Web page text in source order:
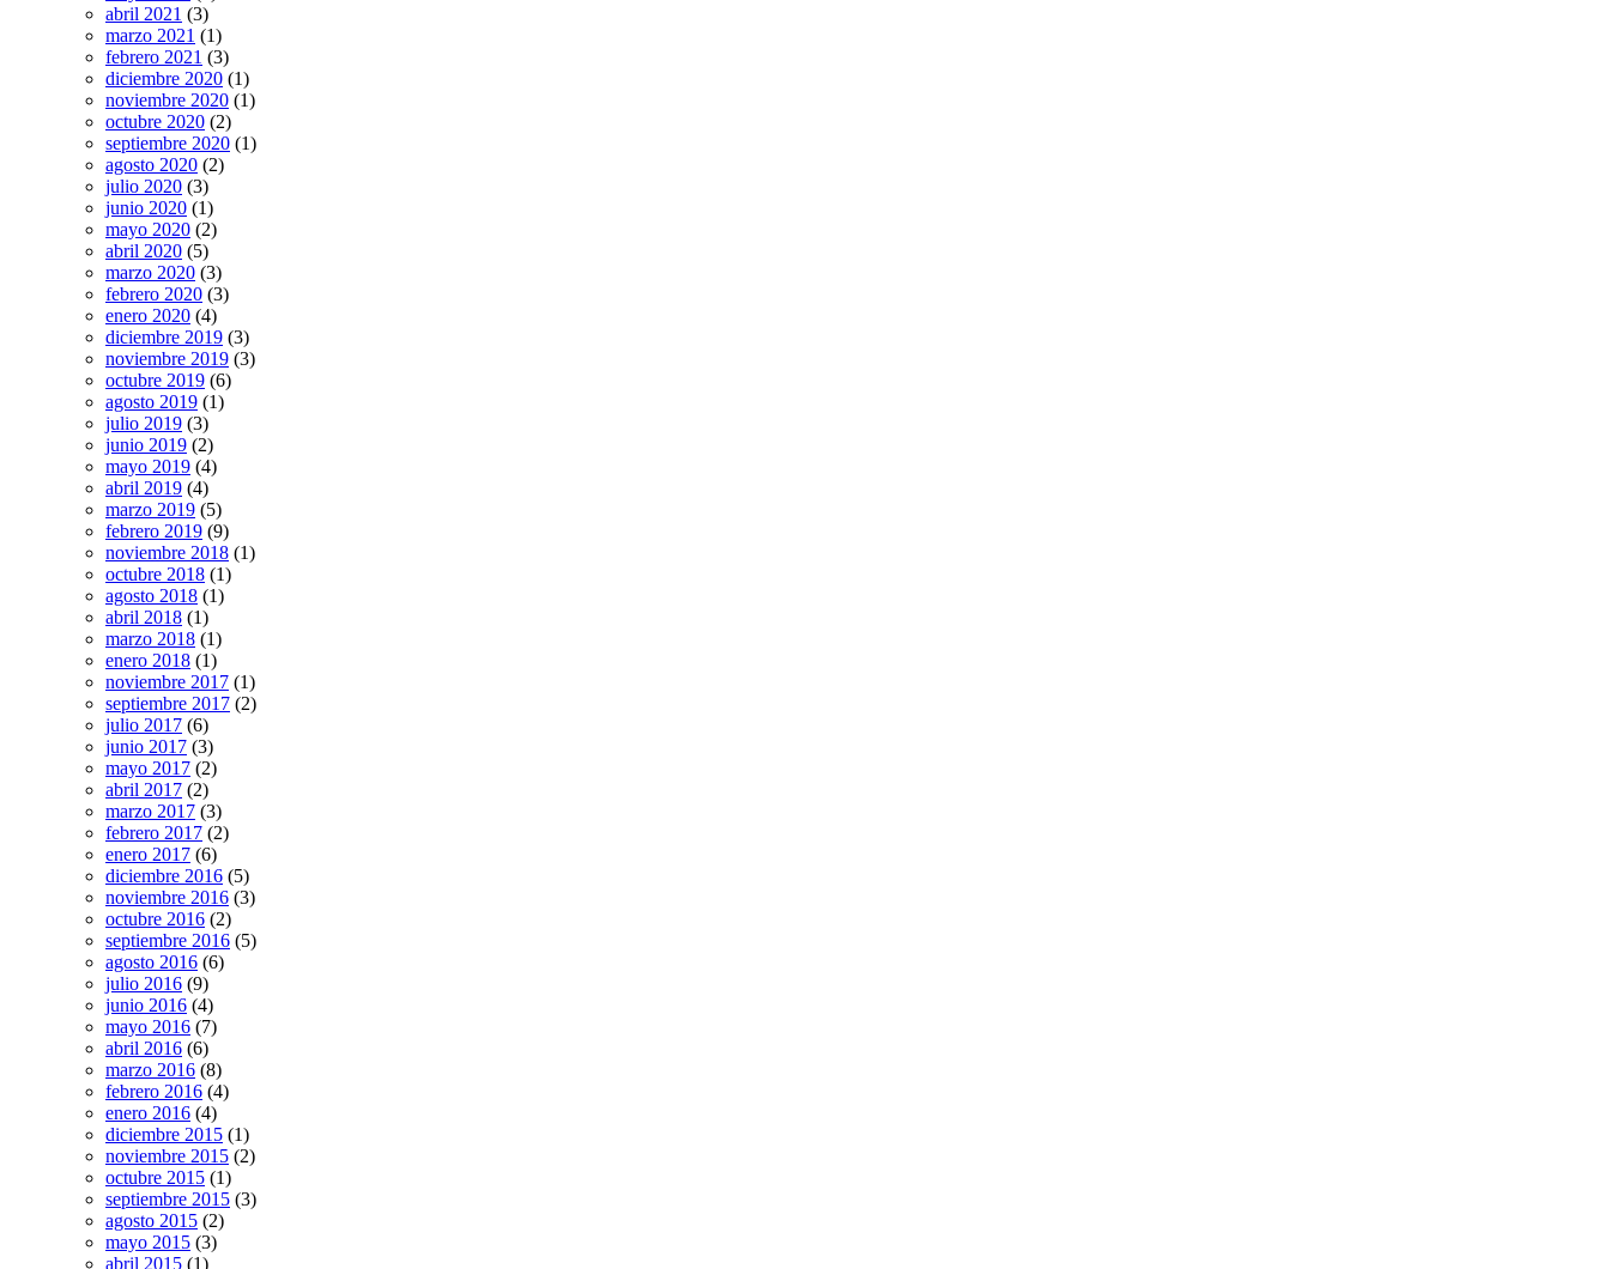
abril 2021 (3)
marzo 2021 (1)
febrero 2021 (3)
diciembre 2020 (1)
noviembre 2020 (1)
octubre 2020 (2)
septiembre 2020 (1)
agosto 2020 (2)
julio 2020 (3)
junio 2020 (1)
mayo 2020 (2)
abril 2020 (5)
marzo 2020 (3)
febrero 2020 (3)
enero 2020 (4)
diciembre 2019 (3)
noviembre 2019 (3)
octubre 2019 (6)
agosto 2019 (1)
julio 2019 (3)
junio 2019 (2)
mayo 2019 (4)
abril 2019 (4)
marzo 2019 (5)
febrero 2019 (9)
noviembre 2018 (1)
octubre 2018 (1)
agosto 2018 (1)
abril 2018 (1)
marzo 2018 (1)
enero 2018 (1)
noviembre 2017 (1)
septiembre 2017 (2)
julio 2017 (6)
junio 2017 (3)
mayo 2017 (2)
abril 2017 (2)
marzo 2017 (3)
febrero 2017 (2)
enero 2017 (6)
diciembre 2016 (5)
noviembre 2016 (3)
octubre 2016 (2)
septiembre 2016 (5)
agosto 2016 (6)
julio 2016 (9)
junio 2016 (4)
mayo 2016 (7)
abril 2016 (6)
marzo 2016 (8)
febrero 2016 (4)
enero 2016 (4)
diciembre 2015 (1)
noviembre 2015 (2)
octubre 2015 (1)
septiembre 2015 (3)
agosto 2015 (2)
mayo 2015 (3)
abril 2015 (1)